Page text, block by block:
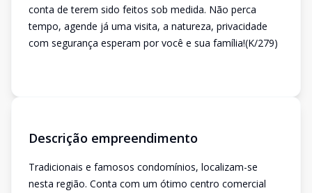
conta de terem sido feitos sob medida. Não perca
tempo, agende já uma visita, a natureza, privacidade
com segurança esperam por você e sua família!(K/279)
Descrição empreendimento
Tradicionais e famosos condomínios, localizam-se
nesta região. Conta com um ótimo centro comercial